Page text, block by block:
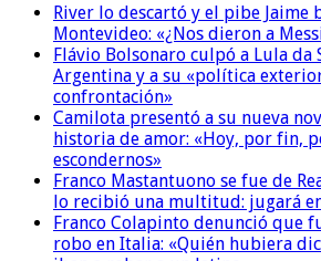
River lo descartó y el pibe Jaime
Montevideo: «¿Nos dieron a
Flávio Bolsonaro culpó a Lula da
Argentina y a su «política
confrontación»
Camilota presentó a su nueva
historia de amor: «Hoy, por fin,
escondernos»
Franco Mastantuono se fue de
lo recibió una multitud: jugará
Franco Colapinto denunció que
robo en Italia: «Quién hubiera